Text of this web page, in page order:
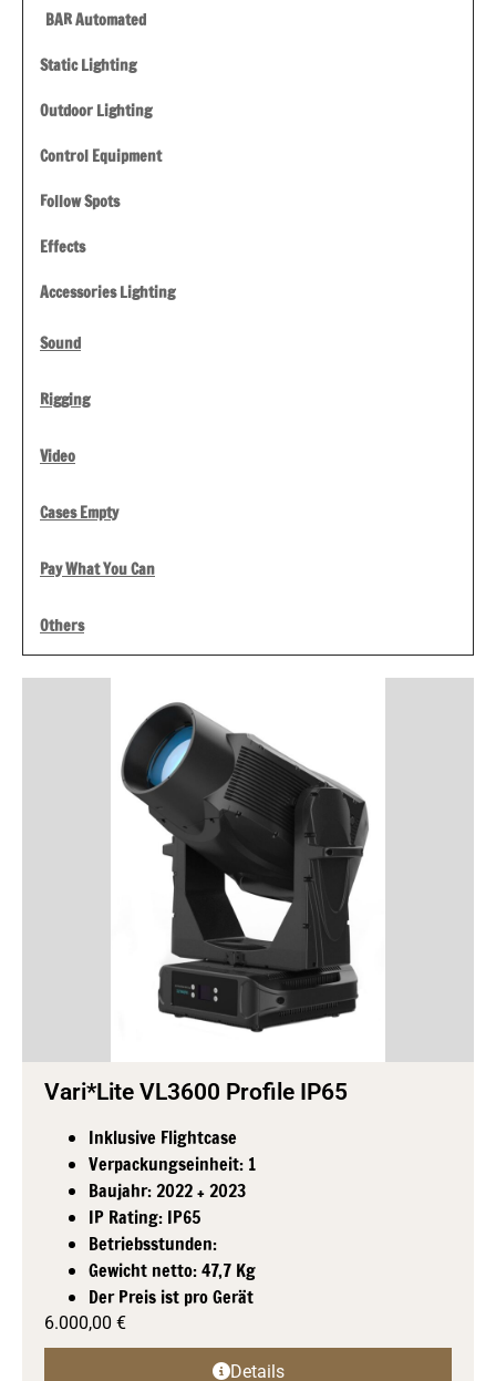
BAR Automated
Static Lighting
Outdoor Lighting
Control Equipment
Follow Spots
Effects
Accessories Lighting
Sound
Rigging
Video
Cases Empty
Pay What You Can
Others
Vari*Lite VL3600 Profile IP65
Inklusive Flightcase
Verpackungseinheit: 1
Baujahr: 2022 + 2023
IP Rating: IP65
Betriebsstunden:
Gewicht netto: 47,7 Kg
Der Preis ist pro Gerät
6.000,00 €
Details